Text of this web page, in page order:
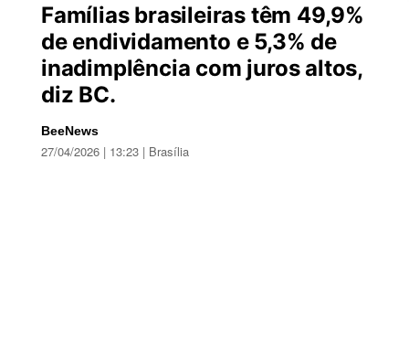
Famílias brasileiras têm 49,9%
de endividamento e 5,3% de
inadimplência com juros altos,
diz BC.
BeeNews
27/04/2026 | 13:23 | Brasília